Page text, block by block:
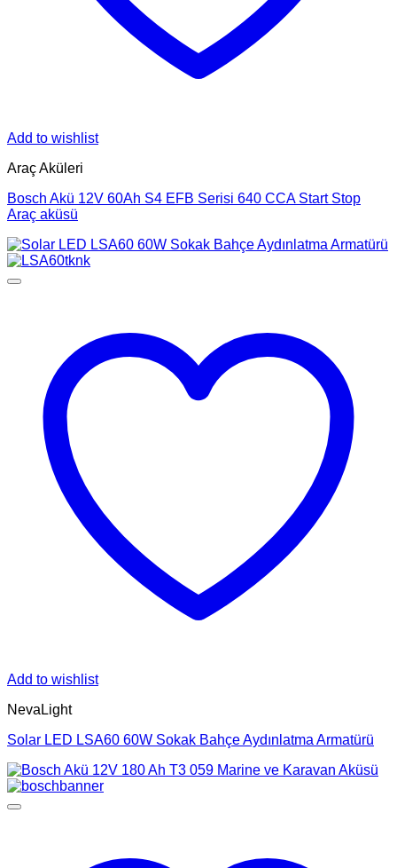
Add to wishlist
Araç Aküleri
Bosch Akü 12V 60Ah S4 EFB Serisi 640 CCA Start Stop
Araç aküsü
Add to wishlist
NevaLight
Solar LED LSA60 60W Sokak Bahçe Aydınlatma Armatürü